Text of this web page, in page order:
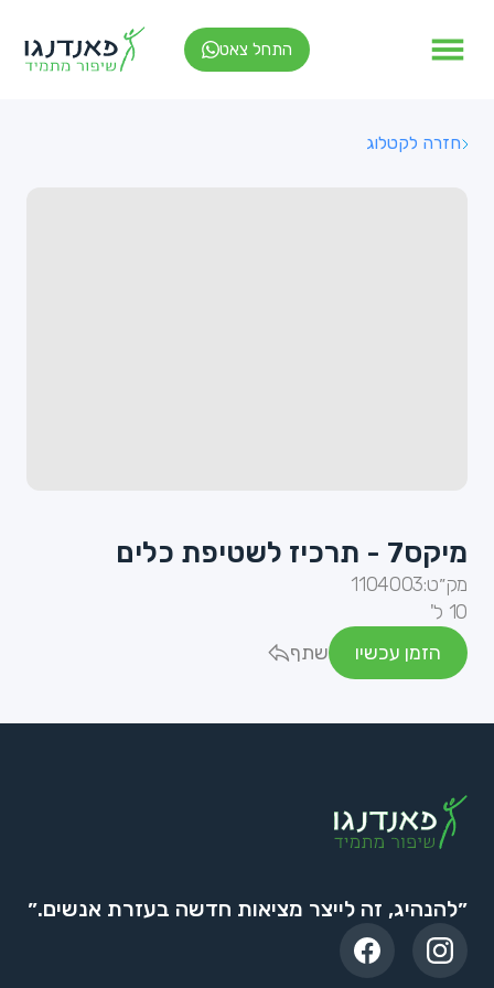
התחל צאט
חזרה לקטלוג
מיקס7 - תרכיז לשטיפת כלים
מק״ט:1104003
10 ל'
הזמן עכשיו
שתף
״להנהיג, זה לייצר מציאות חדשה בעזרת אנשים.״